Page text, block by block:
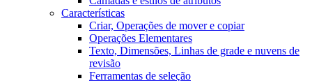
Características
Criar, Operações de mover e copiar
Operações Elementares
Texto, Dimensões, Linhas de grade e nuvens de
revisão
Ferramentas de seleção